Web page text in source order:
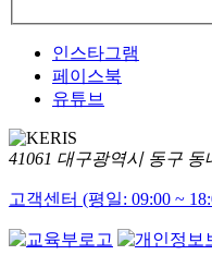
인스타그램
페이스북
유튜브
41061 대구광역시 동구 동
고객센터 (평일: 09:00 ~